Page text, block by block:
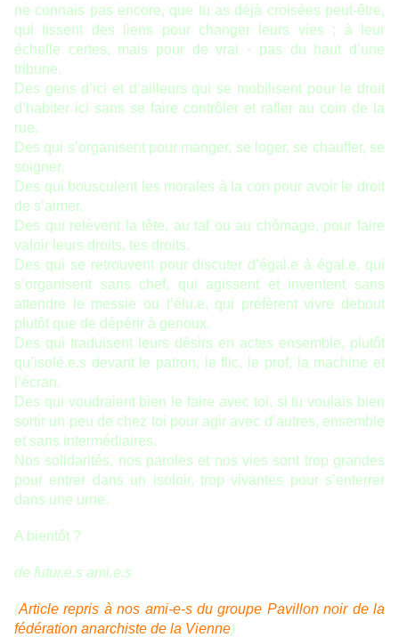
ne connais pas encore, que tu as déjà croisées peut-être,
qui tissent des liens pour changer leurs vies ; à leur
échelle certes, mais pour de vrai - pas du haut d’une
tribune.
Des gens d’ici et d’ailleurs qui se mobilisent pour le droit
d’habiter ici sans se faire contrôler et rafler au coin de la
rue.
Des qui s’organisent pour manger, se loger, se chauffer, se
soigner.
Des qui bousculent les morales à la con pour avoir le droit
de s’aimer.
Des qui relèvent la tête, au taf ou au chômage, pour faire
valoir leurs droits, tes droits.
Des qui se retrouvent pour discuter d’égal.e à égal.e, qui
s’organisent sans chef, qui agissent et inventent sans
attendre le messie ou l’élu.e, qui préfèrent vivre debout
plutôt que de dépérir à genoux.
Des qui traduisent leurs désirs en actes ensemble, plutôt
qu’isolé.e.s devant le patron, le flic, le prof, la machine et
l’écran.
Des qui voudraient bien le faire avec toi, si tu voulais bien
sortir un peu de chez toi pour agir avec d’autres, ensemble
et sans intermédiaires.
Nos solidarités, nos paroles et nos vies sont trop grandes
pour entrer dans un isoloir, trop vivantes pour s’enterrer
dans une urne.
A bientôt ?
de futur.e.s ami.e.s
(Article repris à nos ami-e-s du groupe Pavillon noir de la
fédération anarchiste de la Vienne)